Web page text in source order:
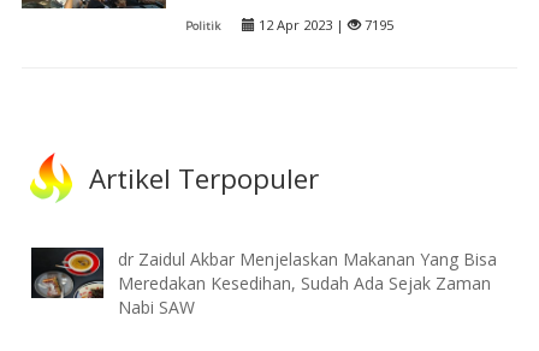
Politik 12 Apr 2023 | 7195
Artikel Terpopuler
dr Zaidul Akbar Menjelaskan Makanan Yang Bisa
Meredakan Kesedihan, Sudah Ada Sejak Zaman
Nabi SAW